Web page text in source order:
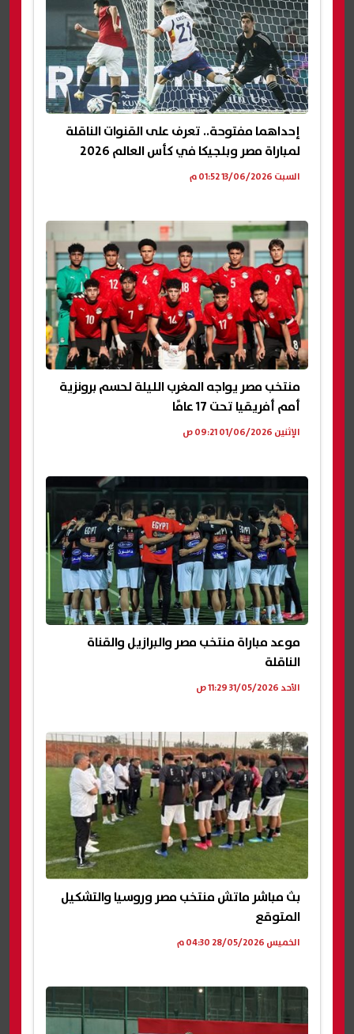
إحداهما مفتوحة.. تعرف على القنوات الناقلة
لمباراة مصر وبلجيكا في كأس العالم 2026
السبت 13/06/2026 01:52 م
منتخب مصر يواجه المغرب الليلة لحسم برونزية
أمم أفريقيا تحت 17 عامًا
الإثنين 01/06/2026 09:21 ص
موعد مباراة منتخب مصر والبرازيل والقناة
الناقلة
الأحد 31/05/2026 11:29 ص
بث مباشر ماتش منتخب مصر وروسيا والتشكيل
المتوقع
الخميس 28/05/2026 04:30 م